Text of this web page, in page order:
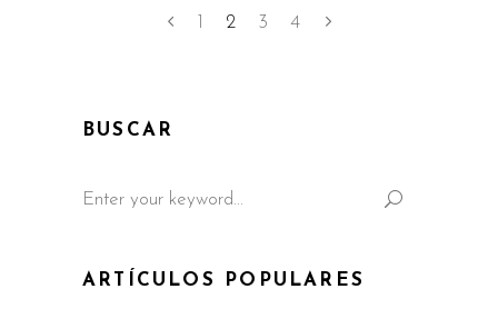
2 3 4
BUSCAR
for:
ARTÍCULOS POPULARES